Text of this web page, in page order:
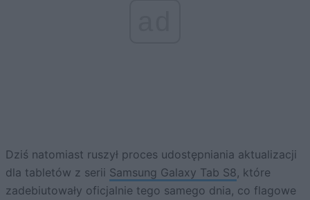
Dziś natomiast ruszył proces udostępniania aktualizacji
dla tabletów z serii Samsung Galaxy Tab S8, które
zadebiutowały oficjalnie tego samego dnia, co flagowe